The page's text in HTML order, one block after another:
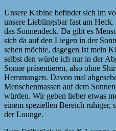
Unsere Kabine befindet sich im
unsere Lieblingsbar fast am
das Sonnendeck. Da gibt es
sich da auf den Liegen in der
sehen möchte, dagegen ist mein
selbst den würde ich nur in der
Sonne präsentieren, also ohne
Hemmungen. Davon mal
Menschenmassen auf dem
würden. Wir geben lieber etwas
einem speziellen Bereich ruhiger,
der Lounge.